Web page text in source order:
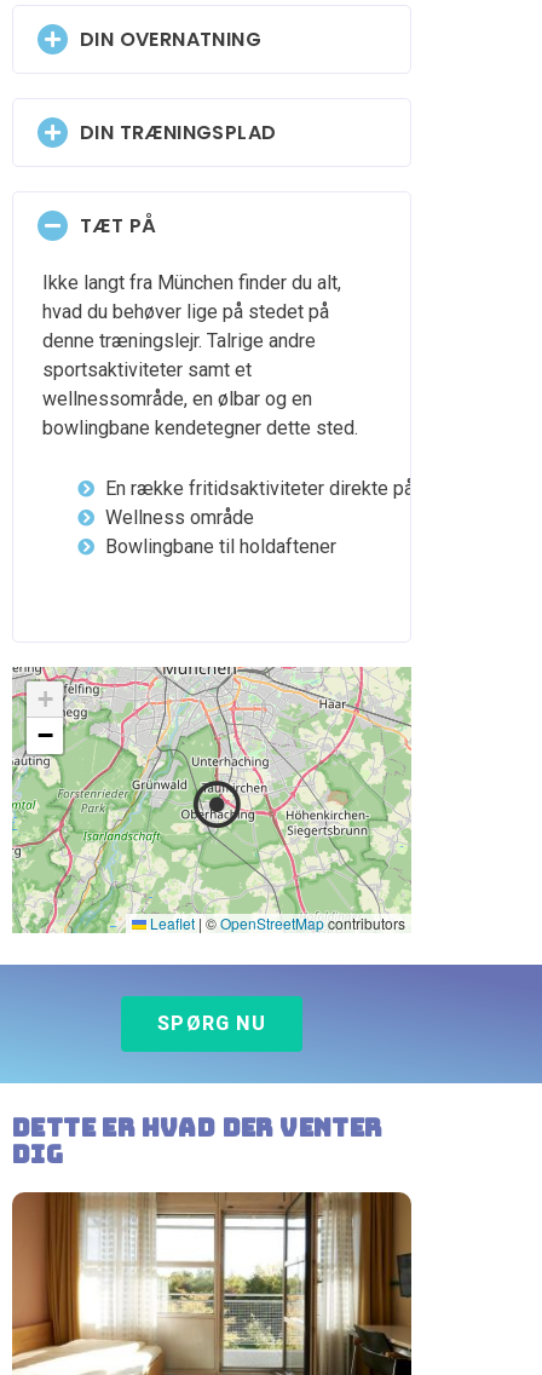
DIN OVERNATNING
DIN TRÆNINGSPLAD
TÆT PÅ
Ikke langt fra München finder du alt,
hvad du behøver lige på stedet på
denne træningslejr. Talrige andre
sportsaktiviteter samt et
wellnessområde, en ølbar og en
bowlingbane kendetegner dette sted.
En række fritidsaktiviteter direkte på stedet
Wellness område
Bowlingbane til holdaftener
+
−
Leaflet | ©OpenStreetMapcontributors
SPØRG NU
Dette er hvad der venter
dig